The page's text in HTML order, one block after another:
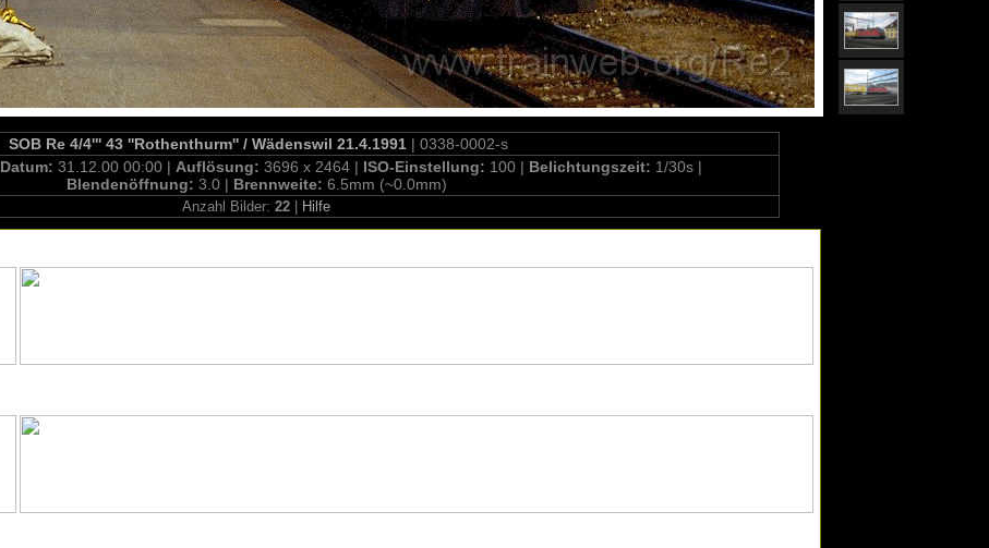
SOB Re 4/4''' 43 ''Rothenthurm'' / Wädenswil 21.4.1991 | 0338-0002-s
Datum: 31.12.00 00:00 | Auflösung: 3696 x 2464 | ISO-Einstellung: 100 | Belichtungszeit: 1/30s |
Blendenöffnung: 3.0 | Brennweite: 6.5mm (~0.0mm)
Anzahl Bilder: 22 Hilfe